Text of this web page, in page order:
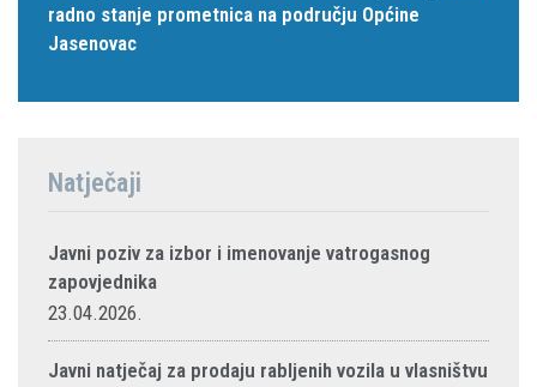
radno stanje prometnica na području Općine
Jasenovac
Natječaji
Javni poziv za izbor i imenovanje vatrogasnog
zapovjednika
23.04.2026.
Javni natječaj za prodaju rabljenih vozila u vlasništvu